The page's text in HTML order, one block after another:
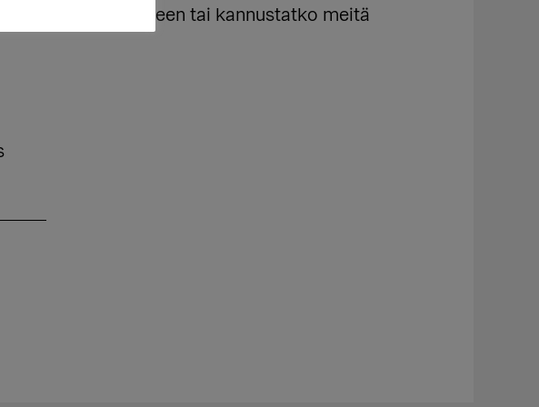
kylttejä kulkueeseen tai kannustatko meitä